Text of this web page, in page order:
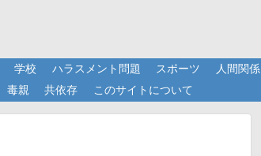
学校 ハラスメント問題 スポーツ 人間関係
毒親 共依存 このサイトについて